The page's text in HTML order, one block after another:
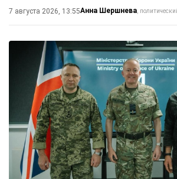
7 августа 2026, 13:55Анна Шершнева